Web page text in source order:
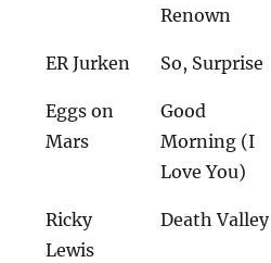
Renown
ER Jurken So, Surprise
Eggs on
Mars
Good
Morning (I
Love You)
Ricky
Lewis
Death Valley